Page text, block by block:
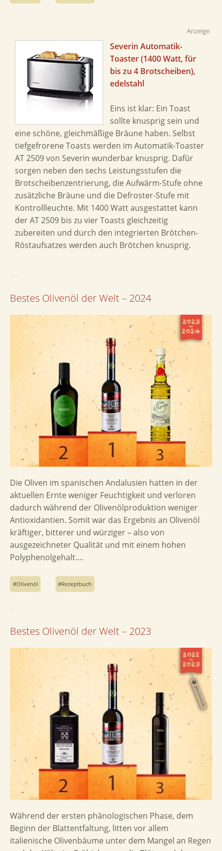
Anzeige
Severin Automatik-
Toaster (1400 Watt, für
bis zu 4 Brotscheiben),
edelstahl
Eins ist klar: Ein Toast
sollte knusprig sein und
eine schöne, gleichmäßige Bräune haben. Selbst
tiefgefrorene Toasts werden im Automatik-Toaster
AT 2509 von Severin wunderbar knusprig. Dafür
sorgen neben den sechs Leistungsstufen die
Brotscheibenzentrierung, die Aufwärm-Stufe ohne
zusätzliche Bräune und die Defroster-Stufe mit
Kontrollleuchte. Mit 1400 Watt ausgestattet kann
der AT 2509 bis zu vier Toasts gleichzeitig
zubereiten und durch den integrierten Brötchen-
Röstaufsatzes werden auch Brötchen knusprig.
Bestes Olivenöl der Welt – 2024
Die Oliven im spanischen Andalusien hatten in der
aktuellen Ernte weniger Feuchtigkeit und verloren
dadurch während der Olivenölproduktion weniger
Antioxidantien. Somit war das Ergebnis an Olivenöl
kräftiger, bitterer und würziger – also von
ausgezeichneter Qualität und mit einem hohen
Polyphenolgehalt.…
Olivenöl Rezeptbuch
Bestes Olivenöl der Welt – 2023
Während der ersten phänologischen Phase, dem
Beginn der Blattentfaltung, litten vor allem
italienische Olivenbäume unter dem Mangel an Regen